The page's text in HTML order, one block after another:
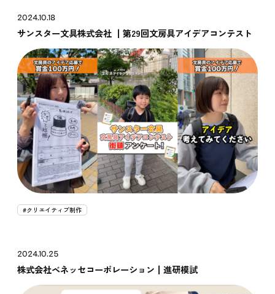
2024.10.18
サンスター文具株式会社 ┃第29回文房具アイデアコンテスト
#クリエイティブ制作
2024.10.25
株式会社ベネッセコーポレーション┃進研模試